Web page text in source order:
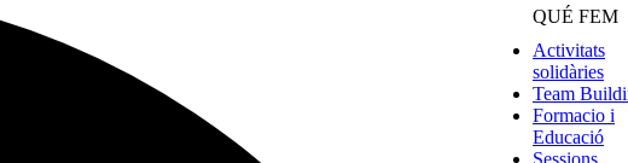
QUÉ FEM
Activitats
solidàries
Team
Formacio i
Educació
Sessions